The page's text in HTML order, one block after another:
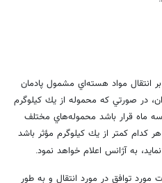
انتقال مواد هسته‌اي مشمول پادمان
در صورتي كه محموله از يك كيلوگرم
ماه قرار باشد محموله‌هاي مختلف
كدام كمتر از يك كيلوگرم مؤثر باشد
به آژانس اعلام خواهد نمود.
مورد توافق در مورد انتقال و به طور